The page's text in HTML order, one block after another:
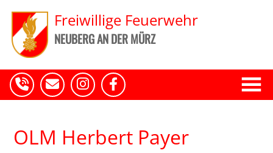
Freiwillige Feuerwehr
NEUBERG AN DER MÜRZ
OLM Herbert Payer